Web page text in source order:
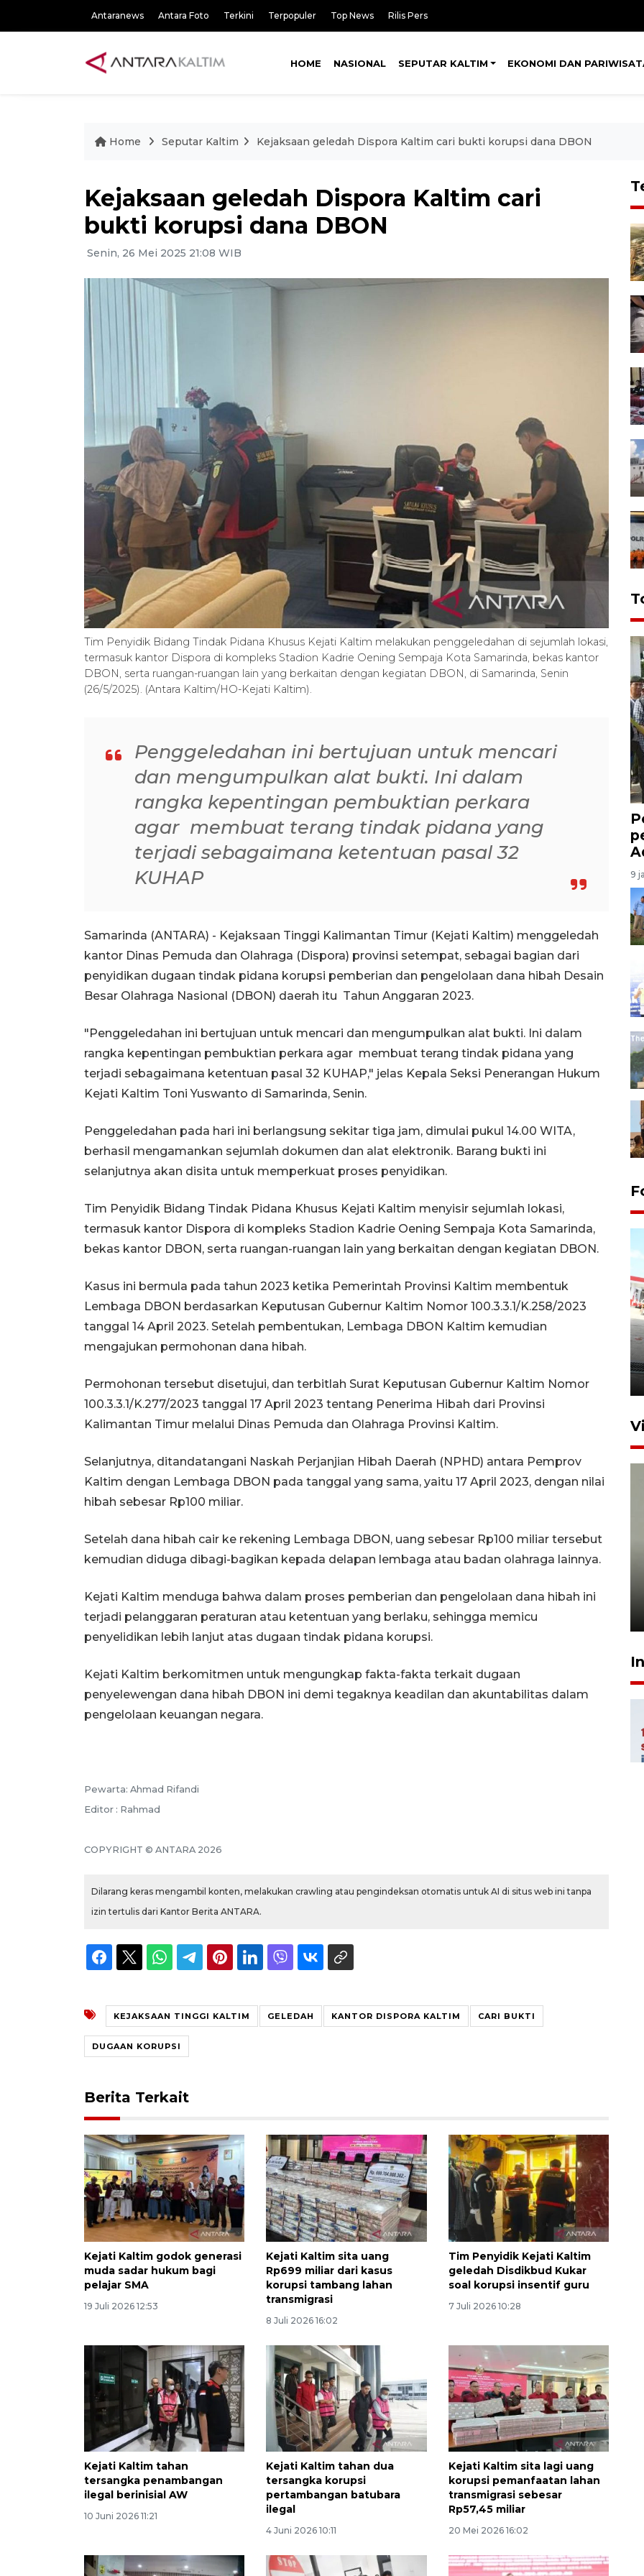
Antaranews Antara Foto Terkini Terpopuler Top News Rilis Pers
HOME NASIONAL SEPUTAR KALTIM EKONOMI DAN
Home Seputar Kaltim Kejaksaan geledah Dispora Kaltim cari bukti korupsi dana DBON
Kejaksaan geledah Dispora Kaltim cari
bukti korupsi dana DBON
Senin, 26 Mei 2025 21:08 WIB
Tim Penyidik Bidang Tindak Pidana Khusus Kejati Kaltim melakukan penggeledahan di sejumlah lokasi,
termasuk kantor Dispora di kompleks Stadion Kadrie Oening Sempaja Kota Samarinda, bekas kantor
DBON, serta ruangan-ruangan lain yang berkaitan dengan kegiatan DBON, di Samarinda, Senin
(26/5/2025). (Antara Kaltim/HO-Kejati Kaltim).
Penggeledahan ini bertujuan untuk mencari
dan mengumpulkan alat bukti. Ini dalam
rangka kepentingan pembuktian perkara
agar membuat terang tindak pidana yang
terjadi sebagaimana ketentuan pasal 32
KUHAP
Samarinda (ANTARA) - Kejaksaan Tinggi Kalimantan Timur (Kejati Kaltim) menggeledah
kantor Dinas Pemuda dan Olahraga (Dispora) provinsi setempat, sebagai bagian dari
penyidikan dugaan tindak pidana korupsi pemberian dan pengelolaan dana hibah Desain
Besar Olahraga Nasional (DBON) daerah itu Tahun Anggaran 2023.
"Penggeledahan ini bertujuan untuk mencari dan mengumpulkan alat bukti. Ini dalam
rangka kepentingan pembuktian perkara agar membuat terang tindak pidana yang
terjadi sebagaimana ketentuan pasal 32 KUHAP," jelas Kepala Seksi Penerangan Hukum
Kejati Kaltim Toni Yuswanto di Samarinda, Senin.
Penggeledahan pada hari ini berlangsung sekitar tiga jam, dimulai pukul 14.00 WITA,
berhasil mengamankan sejumlah dokumen dan alat elektronik. Barang bukti ini
selanjutnya akan disita untuk memperkuat proses penyidikan.
Tim Penyidik Bidang Tindak Pidana Khusus Kejati Kaltim menyisir sejumlah lokasi,
termasuk kantor Dispora di kompleks Stadion Kadrie Oening Sempaja Kota Samarinda,
bekas kantor DBON, serta ruangan-ruangan lain yang berkaitan dengan kegiatan DBON.
Kasus ini bermula pada tahun 2023 ketika Pemerintah Provinsi Kaltim membentuk
Lembaga DBON berdasarkan Keputusan Gubernur Kaltim Nomor 100.3.3.1/K.258/2023
tanggal 14 April 2023. Setelah pembentukan, Lembaga DBON Kaltim kemudian
mengajukan permohonan dana hibah.
Permohonan tersebut disetujui, dan terbitlah Surat Keputusan Gubernur Kaltim Nomor
100.3.3.1/K.277/2023 tanggal 17 April 2023 tentang Penerima Hibah dari Provinsi
Kalimantan Timur melalui Dinas Pemuda dan Olahraga Provinsi Kaltim.
Selanjutnya, ditandatangani Naskah Perjanjian Hibah Daerah (NPHD) antara Pemprov
Kaltim dengan Lembaga DBON pada tanggal yang sama, yaitu 17 April 2023, dengan nilai
hibah sebesar Rp100 miliar.
Setelah dana hibah cair ke rekening Lembaga DBON, uang sebesar Rp100 miliar tersebut
kemudian diduga dibagi-bagikan kepada delapan lembaga atau badan olahraga lainnya.
Kejati Kaltim menduga bahwa dalam proses pemberian dan pengelolaan dana hibah ini
terjadi pelanggaran peraturan atau ketentuan yang berlaku, sehingga memicu
penyelidikan lebih lanjut atas dugaan tindak pidana korupsi.
Kejati Kaltim berkomitmen untuk mengungkap fakta-fakta terkait dugaan
penyelewengan dana hibah DBON ini demi tegaknya keadilan dan akuntabilitas dalam
pengelolaan keuangan negara.
Pewarta: Ahmad Rifandi
Editor : Rahmad
COPYRIGHT © ANTARA 2026
Dilarang keras mengambil konten, melakukan crawling atau pengindeksan otomatis untuk AI di situs web ini tanpa
izin tertulis dari Kantor Berita ANTARA.
KEJAKSAAN TINGGI KALTIM GELEDAH KANTOR DISPORA KALTIM CARI BUKTI
DUGAAN KORUPSI
Berita Terkait
Kejati Kaltim godok generasi
muda sadar hukum bagi
pelajar SMA
19 Juli 2026 12:53
Kejati Kaltim sita uang
Rp699 miliar dari kasus
korupsi tambang lahan
transmigrasi
8 Juli 2026 16:02
Tim Penyidik Kejati Kaltim
geledah Disdikbud Kukar
soal korupsi insentif guru
7 Juli 2026 10:28
Kejati Kaltim tahan
tersangka penambangan
ilegal berinisial AW
10 Juni 2026 11:21
Kejati Kaltim tahan dua
tersangka korupsi
pertambangan batubara
ilegal
4 Juni 2026 10:11
Kejati Kaltim sita lagi uang
korupsi pemanfaatan lahan
transmigrasi sebesar
Rp57,45 miliar
20 Mei 2026 16:02
9
2 Agustus 2026 20:32
Sudah jaring 92 guru, Kaltim
gratis
21 Juli 2026 18:13
2026-08-06 18:45:00